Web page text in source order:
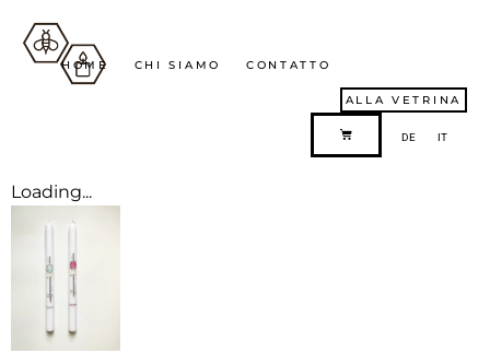
HOME CHI SIAMO CONTATTO
ALLA VETRINA
DE IT
Loading...